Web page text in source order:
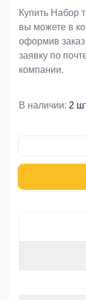
Купить Набор
вы можете в
оформив заказ
заявку по
компании.
В наличии: 2